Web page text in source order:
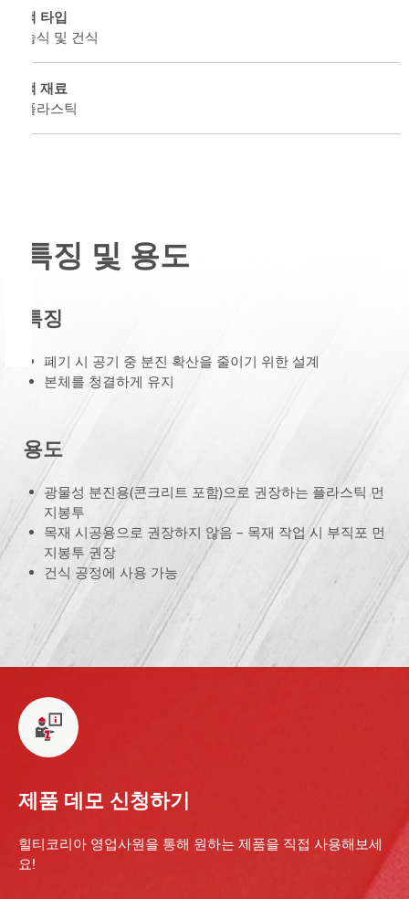
백 타입
습식 및 건식
백 재료
플라스틱
특징 및 용도
특징
폐기 시 공기 중 분진 확산을 줄이기 위한 설계
본체를 청결하게 유지
용도
광물성 분진용(콘크리트 포함)으로 권장하는 플라스틱 먼
지봉투
목재 시공용으로 권장하지 않음 – 목재 작업 시 부직포 먼
지봉투 권장
건식 공정에 사용 가능
제품 데모 신청하기
힐티코리아 영업사원을 통해 원하는 제품을 직접 사용해보세
요!